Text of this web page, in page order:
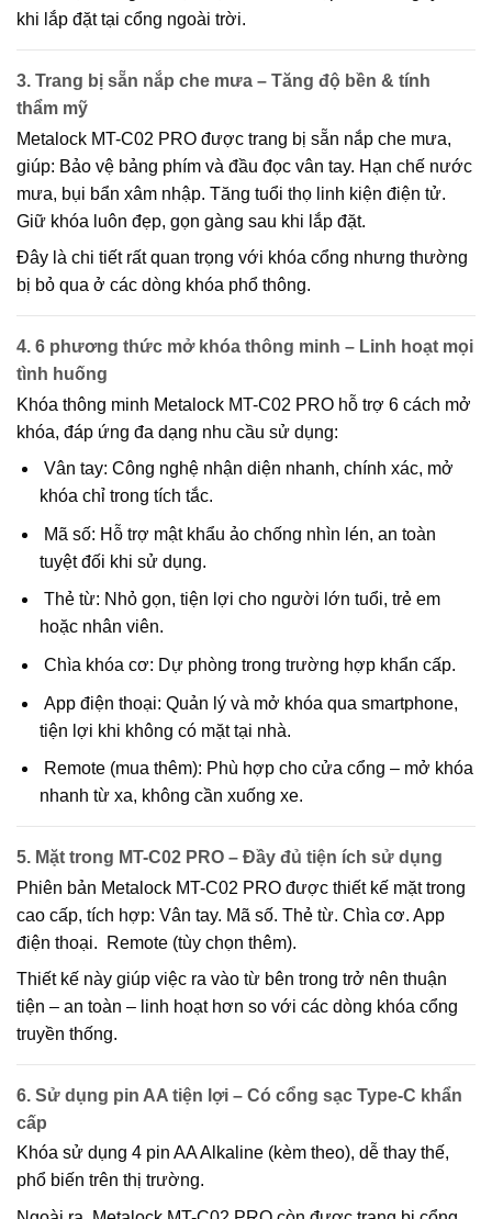
khi lắp đặt tại cổng ngoài trời.
3. Trang bị sẵn nắp che mưa – Tăng độ bền & tính
thẩm mỹ
Metalock MT-C02 PRO được trang bị sẵn nắp che mưa,
giúp: Bảo vệ bảng phím và đầu đọc vân tay. Hạn chế nước
mưa, bụi bẩn xâm nhập. Tăng tuổi thọ linh kiện điện tử.
Giữ khóa luôn đẹp, gọn gàng sau khi lắp đặt.
Đây là chi tiết rất quan trọng với khóa cổng nhưng thường
bị bỏ qua ở các dòng khóa phổ thông.
4. 6 phương thức mở khóa thông minh – Linh hoạt mọi
tình huống
Khóa thông minh Metalock MT-C02 PRO hỗ trợ 6 cách mở
khóa, đáp ứng đa dạng nhu cầu sử dụng:
Vân tay: Công nghệ nhận diện nhanh, chính xác, mở
khóa chỉ trong tích tắc.
Mã số: Hỗ trợ mật khẩu ảo chống nhìn lén, an toàn
tuyệt đối khi sử dụng.
Thẻ từ: Nhỏ gọn, tiện lợi cho người lớn tuổi, trẻ em
hoặc nhân viên.
Chìa khóa cơ: Dự phòng trong trường hợp khẩn cấp.
App điện thoại: Quản lý và mở khóa qua smartphone,
tiện lợi khi không có mặt tại nhà.
Remote (mua thêm): Phù hợp cho cửa cổng – mở khóa
nhanh từ xa, không cần xuống xe.
5. Mặt trong MT-C02 PRO – Đầy đủ tiện ích sử dụng
Phiên bản Metalock MT-C02 PRO được thiết kế mặt trong
cao cấp, tích hợp: Vân tay. Mã số. Thẻ từ. Chìa cơ. App
điện thoại. Remote (tùy chọn thêm).
Thiết kế này giúp việc ra vào từ bên trong trở nên thuận
tiện – an toàn – linh hoạthơn so với các dòng khóa cổng
truyền thống.
6. Sử dụng pin AA tiện lợi – Có cổng sạc Type-C khẩn
cấp
Khóa sử dụng 4 pin AA Alkaline (kèm theo), dễ thay thế,
phổ biến trên thị trường.